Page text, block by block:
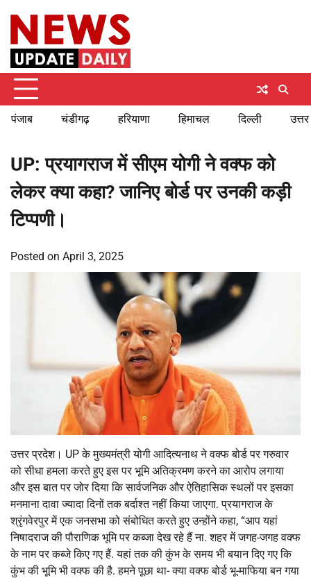
content
पंजाब चंडीगढ़ हरियाणा हिमाचल दिल्ली
UP: प्रयागराज में सीएम योगी ने वक्फ को
लेकर क्या कहा? जानिए बोर्ड पर उनकी कड़ी
टिप्पणी।
Posted on April 3, 2025
उत्तर प्रदेश। UP के मुख्यमंत्री योगी आदित्यनाथ ने वक्फ बोर्ड पर गरुवार
को सीधा हमला करते हुए इस पर भूमि अतिक्रमण करने का आरोप लगाया
और इस बात पर जोर दिया कि सार्वजनिक और ऐतिहासिक स्थलों पर इसका
मनमाना दावा ज्यादा दिनों तक बर्दाश्त नहीं किया जाएगा. प्रयागराज के
श्रृंगवेरपुर में एक जनसभा को संबोधित करते हुए उन्होंने कहा, “आप यहां
निषादराज की पौराणिक भूमि पर कब्जा देख रहे हैं ना. शहर में जगह-जगह वक्फ
के नाम पर कब्जे किए गए हैं. यहां तक की कुंभ के समय भी बयान दिए गए कि
कुंभ की भूमि भी वक्फ की है. हमने पूछा था- क्या वक्फ बोर्ड भू-माफिया बन गया